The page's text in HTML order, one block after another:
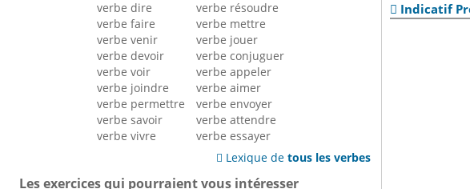
 Indicatif
verbe dire
verbe faire
verbe venir
verbe devoir
verbe voir
verbe joindre
verbe permettre
verbe savoir
verbe vivre
verbe résoudre
verbe mettre
verbe jouer
verbe conjuguer
verbe appeler
verbe aimer
verbe envoyer
verbe attendre
verbe essayer
 Lexique detous les verbes
Les exercices qui pourraient vous intéresser